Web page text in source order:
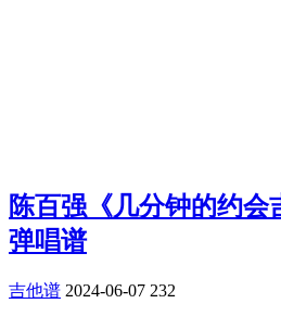
陈百强《几分钟的约会
弹唱谱
吉他谱 2024-06-07 232